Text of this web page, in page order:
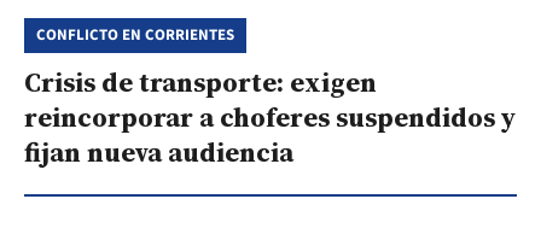
CONFLICTO EN CORRIENTES
Crisis de transporte: exigen
reincorporar a choferes suspendidos y
fijan nueva audiencia